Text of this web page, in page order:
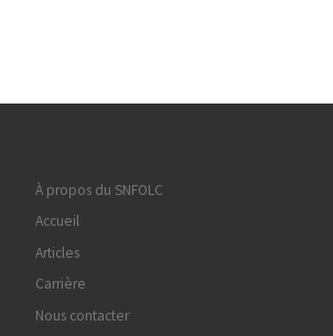
À propos du SNFOLC
Accueil
Articles
Carrière
Nous contacter